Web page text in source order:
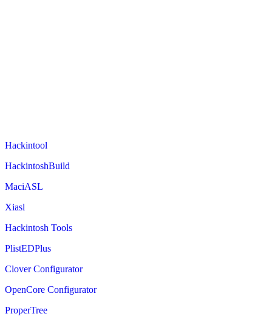
Hackintool
HackintoshBuild
MaciASL
Xiasl
Hackintosh Tools
PlistEDPlus
Clover Configurator
OpenCore Configurator
ProperTree